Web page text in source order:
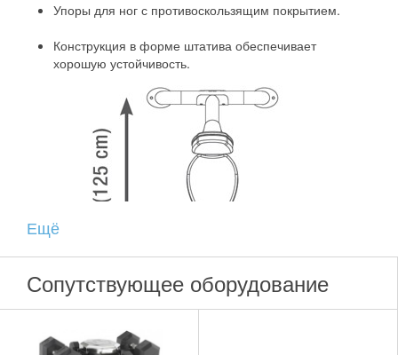
Упоры для ног с противоскользящим покрытием.
Конструкция в форме штатива обеспечивает
хорошую устойчивость.
Ещё
Сопутствующее оборудование